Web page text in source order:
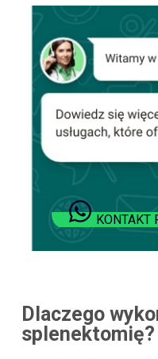
KONTAKT
Dlaczego
splenektomię?